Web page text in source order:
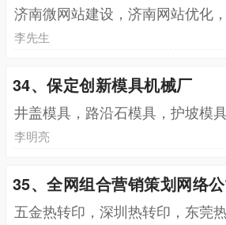
济南微网站建设，济南网站优化
李先生
34、保定创新模具机械厂
井盖模具，路沿石模具，护坡模具
李明亮
35、全网组合营销策划网络
五金热转印，深圳热转印，东莞